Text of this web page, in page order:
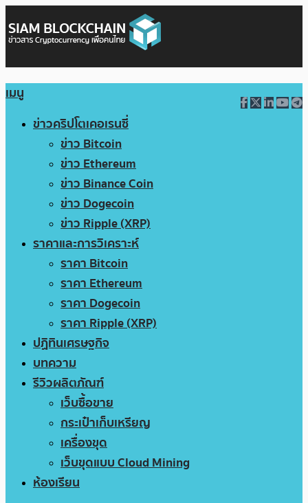
เมนู
ข่าวคริปโตเคอเรนซี่
ข่าว Bitcoin
ข่าว Ethereum
ข่าว Binance Coin
ข่าว Dogecoin
ข่าว Ripple (XRP)
ราคาและการวิเคราะห์
ราคา Bitcoin
ราคา Ethereum
ราคา Dogecoin
ราคา Ripple (XRP)
ปฏิทินเศรษฐกิจ
บทความ
รีวิวผลิตภัณฑ์
เว็บซื้อขาย
กระเป๋าเก็บเหรียญ
เครื่องขุด
เว็บขุดแบบ Cloud Mining
ห้องเรียน